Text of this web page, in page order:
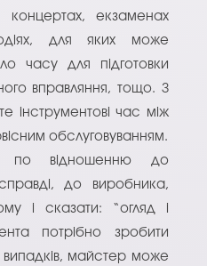
концертах, екзаменах
для яких може
часу для підготовки
вправляння, тощо. З
інструментові час між
обслуговуванням.
по відношенню до
до виробника,
і сказати: “огляд і
потрібно зробити
випадків, майстер може